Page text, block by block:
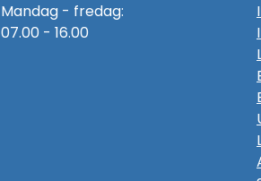
Mandag - fredag:
07.00 - 16.00